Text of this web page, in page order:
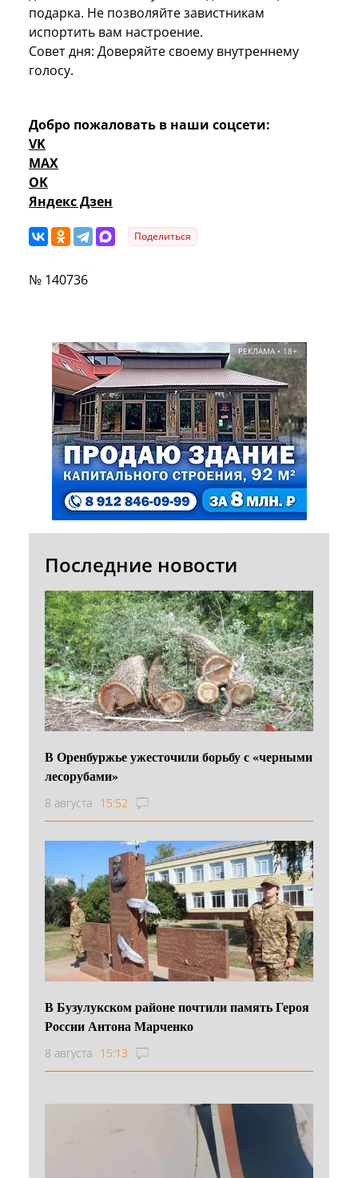
подарка. Не позволяйте завистникам
испортить вам настроение.
Совет дня: Доверяйте своему внутреннему
голосу.
Добро пожаловать в наши соцсети:
VK
MAX
OK
Яндекс Дзен
Поделиться
№ 140736
РЕКЛАМА • 18+
Последние новости
В Оренбуржье ужесточили борьбу с «черными
лесорубами»
8 августа 15:52
В Бузулукском районе почтили память Героя
России Антона Марченко
8 августа 15:13